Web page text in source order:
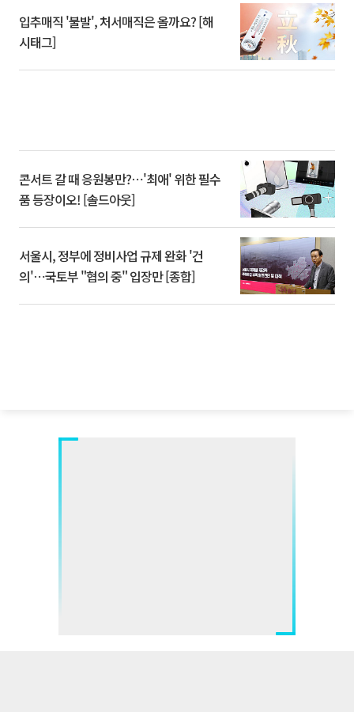
입추매직 '불발', 처서매직은 올까요? [해
시태그]
콘서트 갈 때 응원봉만?⋯'최애' 위한 필수
품 등장이오! [솔드아웃]
서울시, 정부에 정비사업 규제 완화 '건
의'⋯국토부 "협의 중" 입장만 [종합]